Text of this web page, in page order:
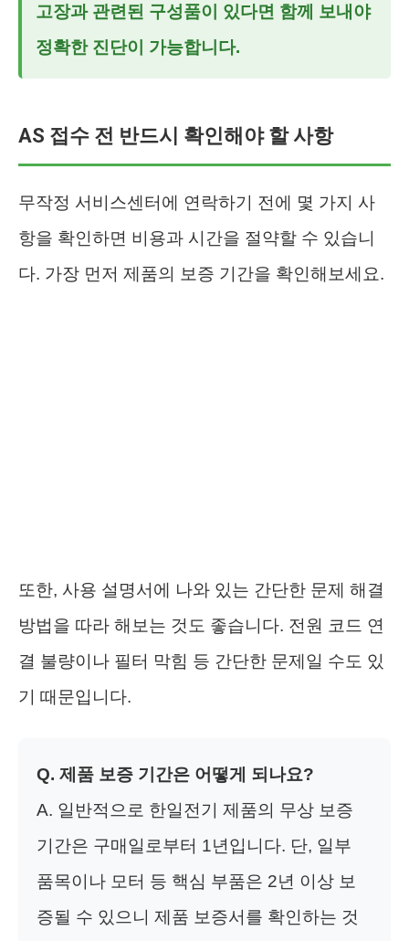
고장과 관련된 구성품이 있다면 함께 보내야
정확한 진단이 가능합니다.
AS 접수 전 반드시 확인해야 할 사항
무작정 서비스센터에 연락하기 전에 몇 가지 사
항을 확인하면 비용과 시간을 절약할 수 있습니
다. 가장 먼저 제품의 보증 기간을 확인해보세요.
또한, 사용 설명서에 나와 있는 간단한 문제 해결
방법을 따라 해보는 것도 좋습니다. 전원 코드 연
결 불량이나 필터 막힘 등 간단한 문제일 수도 있
기 때문입니다.
Q. 제품 보증 기간은 어떻게 되나요?
A. 일반적으로 한일전기 제품의 무상 보증
기간은 구매일로부터 1년입니다. 단, 일부
품목이나 모터 등 핵심 부품은 2년 이상 보
증될 수 있으니 제품 보증서를 확인하는 것